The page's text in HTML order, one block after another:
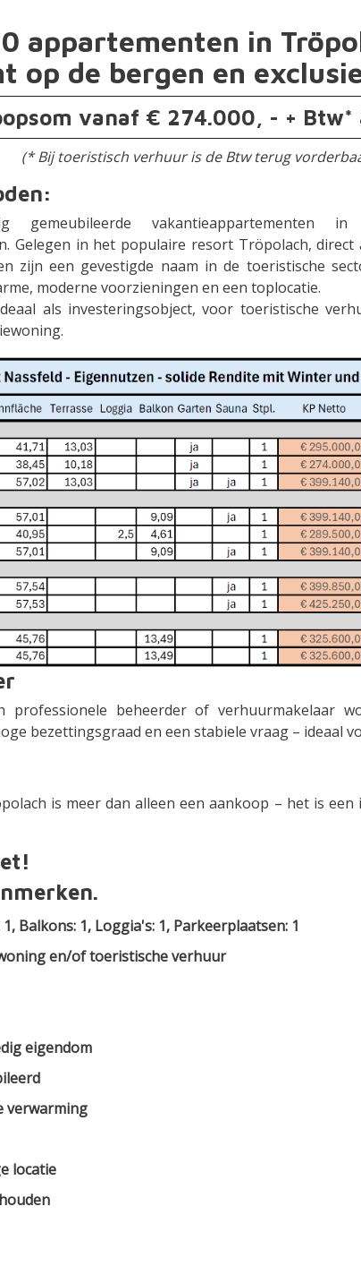
appartementen in
op de bergen en
vanaf € 274.000, - + Btw*
(* Bij toeristisch verhuur is de Btw terug
vakantieappartementen
Gelegen in het populaire resort Tröpolach,
zijn een gevestigde naam in de toeristische
moderne voorzieningen en een toplocatie.
als investeringsobject, voor toeristische
professionele beheerder of verhuurmakelaar
bezettingsgraad en een stabiele vraag – ideaal
is meer dan alleen een aankoop – het is
Balkons: 1, Loggia's: 1, Parkeerplaatsen: 1
en/of toeristische verhuur
eigendom
verwarming
locatie